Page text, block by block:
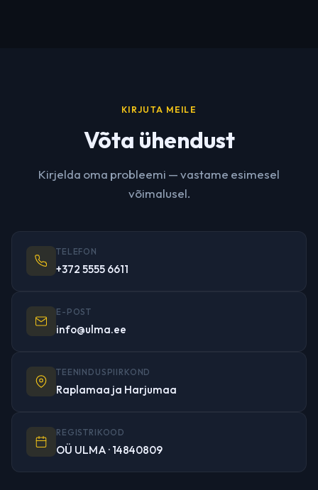
KIRJUTA MEILE
Võta ühendust
Kirjelda oma probleemi — vastame esimesel
võimalusel.
TELEFON
+372 5555 6611
E-POST
info@ulma.ee
TEENINDUSPIIRKOND
Raplamaa ja Harjumaa
REGISTRIKOOD
OÜ ULMA · 14840809